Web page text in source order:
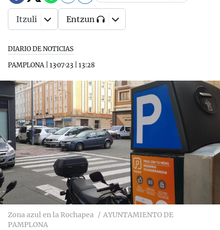
DIARIO DE NOTICIAS
PAMPLONA| 13·07·23 13:28
Itzuli Entzun
Zona azul en la Rochapea
AYUNTAMIENTO DE
PAMPLONA